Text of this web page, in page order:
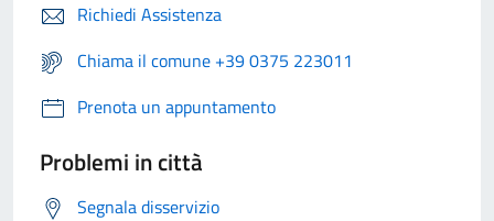
Richiedi Assistenza
Chiama il comune +39 0375 223011
Prenota un appuntamento
Problemi in città
Segnala disservizio